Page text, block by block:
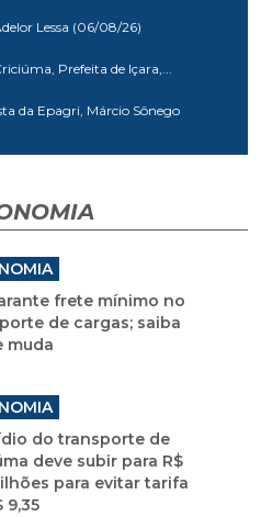
Lessa (06/08/26)
Prefeita de Içara,...
da Epagri, Márcio Sônego
frete mínimo no
de cargas; saiba
muda
do transporte de
deve subir para R$
para evitar tarifa
9,35